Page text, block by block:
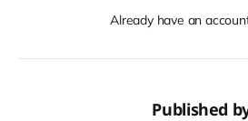
Already have an
Published